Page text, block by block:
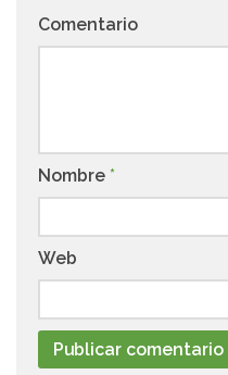
Comentario
Nombre *
Web